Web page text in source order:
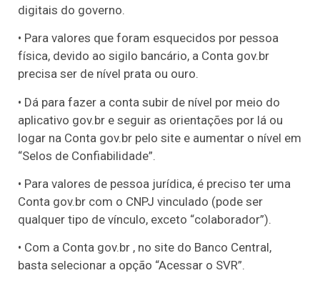
digitais do governo.
• Para valores que foram esquecidos por pessoa
física, devido ao sigilo bancário, a Conta gov.br
precisa ser de nível prata ou ouro.
• Dá para fazer a conta subir de nível por meio do
aplicativo gov.br e seguir as orientações por lá ou
logar na Conta gov.br pelo site e aumentar o nível em
“Selos de Confiabilidade”.
• Para valores de pessoa jurídica, é preciso ter uma
Conta gov.br com o CNPJ vinculado (pode ser
qualquer tipo de vínculo, exceto “colaborador”).
• Com a Conta gov.br , no site do Banco Central,
basta selecionar a opção “Acessar o SVR”.